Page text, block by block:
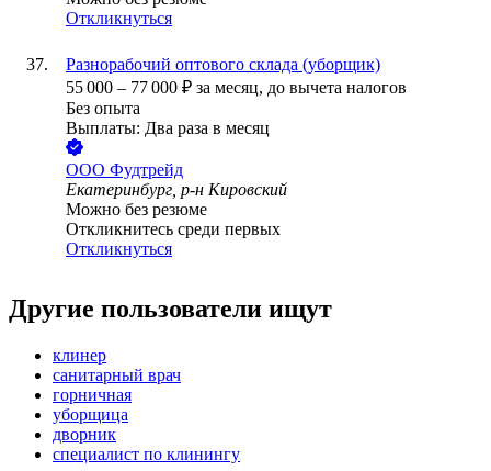
Откликнуться
Разнорабочий оптового склада (уборщик)
55 000 – 77 000 ₽ за месяц, до вычета налогов
Без опыта
Выплаты: Два раза в месяц
ООО Фудтрейд
Екатеринбург, р-н Кировский
Можно без резюме
Откликнитесь среди первых
Откликнуться
Другие пользователи ищут
клинер
санитарный врач
горничная
уборщица
дворник
специалист по клинингу